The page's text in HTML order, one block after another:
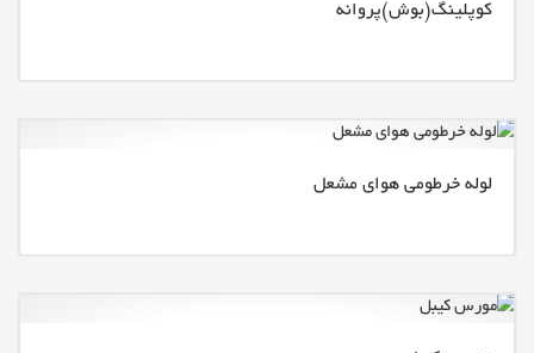
کوپلینگ(بوش)پروانه
لوله خرطومی هوای مشعل